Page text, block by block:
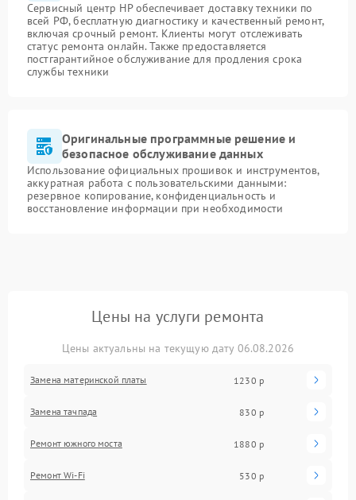
Сервисный центр HP обеспечивает доставку техники по
всей РФ, бесплатную диагностику и качественный ремонт,
включая срочный ремонт. Клиенты могут отслеживать
статус ремонта онлайн. Также предоставляется
постгарантийное обслуживание для продления срока
службы техники
Оригинальные программные решение и
безопасное обслуживание данных
Использование официальных прошивок и инструментов,
аккуратная работа с пользовательскими данными:
резервное копирование, конфиденциальность и
восстановление информации при необходимости
Цены на услуги ремонта
Цены актуальны на текущую дату 06.08.2026
Замена материнской платы 1230 р
Замена тачпада 830 р
Ремонт южного моста 1880 р
Ремонт Wi-Fi 530 р